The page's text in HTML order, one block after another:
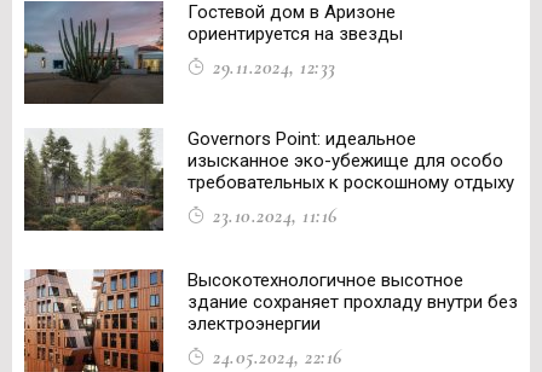
Гостевой дом в Аризоне
ориентируется на звезды
29.11.2024, 12:33
Governors Point: идеальное
изысканное эко-убежище для особо
требовательных к роскошному отдыху
23.10.2024, 11:16
Высокотехнологичное высотное
здание сохраняет прохладу внутри без
электроэнергии
24.05.2024, 22:16